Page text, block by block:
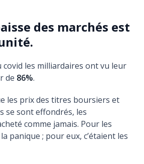
des marchés est
covid les milliardaires ont vu leur
de 86%.
les prix des titres boursiers et
se sont effondrés, les
comme jamais. Pour les
panique ; pour eux, c’étaient les